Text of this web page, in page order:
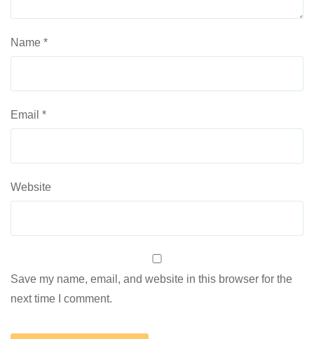
Name *
Email *
Website
Save my name, email, and website in this browser for the
next time I comment.